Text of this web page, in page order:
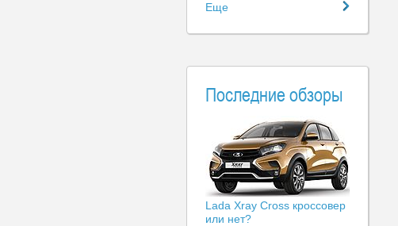
Еще
Последние обзоры
Lada Xray Cross кроссовер
или нет?